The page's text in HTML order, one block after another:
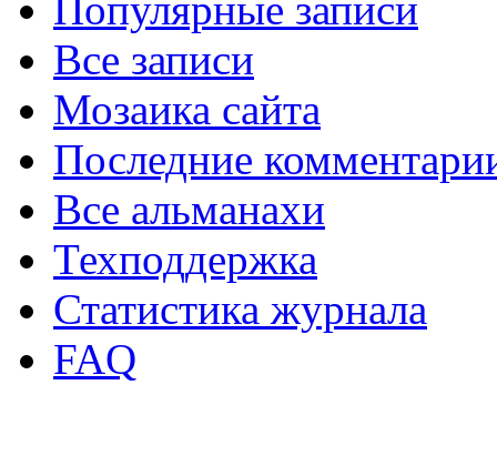
Все записи
Мозаика сайта
Последние
Все альманахи
Техподдержка
Статистика журнала
FAQ